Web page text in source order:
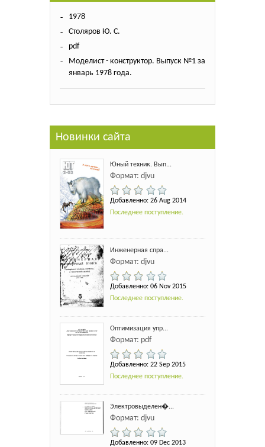
1978
Столяров Ю. С.
pdf
Моделист - конструктор. Выпуск №1 за
январь 1978 года.
Новинки сайта
Юный техник. Вып...
Формат: djvu
Добавленно: 26 Aug 2014
Последнее поступление.
Инженерная спра...
Формат: djvu
Добавленно: 06 Nov 2015
Последнее поступление.
Оптимизация упр...
Формат: pdf
Добавленно: 22 Sep 2015
Последнее поступление.
Электровыделен�...
Формат: djvu
Добавленно: 09 Dec 2013